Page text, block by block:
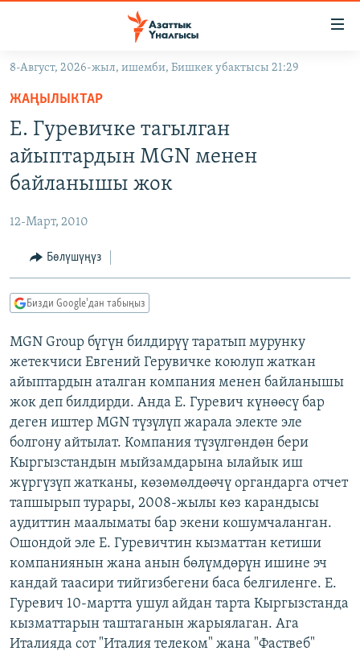
Навигацияга
өтүңүз
Издөөгө
салыңызКЫРГЫЗСТАН
САЯСАТ
МАДАНИЯТ
ДҮЙНӨ
ДҮЙНӨ
УКРАИНА
ТВ ПРОГРАММАЛАР
БҮГҮН АЗАТТЫКТА
ДАНИСТЕ
АЗАТТЫК+
ЫҢГАЙСЫЗ СУРООЛОР
ПОДКАСТ
ОНЛАЙН ШЕРИНЕ
ЭЕ/АРнун бардык сайттары
8-Август, 2026-жыл, ишемби, Бишкек убактысы 21:29
ЖАҢЫЛЫКТАР
Е. Гуревичке тагылган
айыптардын MGN менен
байланышы жок
12-Март, 2010
Бөлүшүңүз
Бизди Google'дан табыңыз
MGN Group бүгүн билдирүү таратып мурунку
жетекчиси Евгений Герувичке коюлуп жаткан
айыптардын аталган компания менен байланышы
жок деп билдирди. Анда Е. Гуревич күнөөсү бар
деген иштер MGN түзүлүп жарала электе эле
болгону айтылат. Компания түзүлгөндөн бери
Кыргызстандын мыйзамдарына ылайык иш
жүргүзүп жатканы, көзөмөлдөөчү органдарга отчет
тапшырып турары, 2008-жылы көз карандысы
аудиттин маалыматы бар экени кошумчаланган.
Ошондой эле Е. Гуревичтин кызматтан кетиши
компаниянын жана анын бөлүмдөрүн ишине эч
кандай таасири тийгизбегени баса белгиленге. Е.
Гуревич 10-мартта ушул айдан тарта Кыргызстанда
кызматтарын таштаганын жарыялаган. Ага
Италияда сот "Италия телеком" жана "Фаствеб"